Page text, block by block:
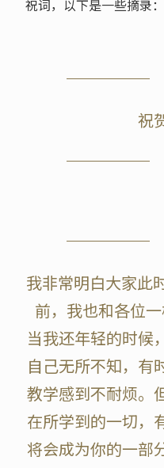
祝词，以下是一些摘录：
祝
我非常明白大家此
前，我也和各位
当我还年轻的时候
自己无所不知，有
教学感到不耐烦。
在所学到的一切，
将会成为你的一部